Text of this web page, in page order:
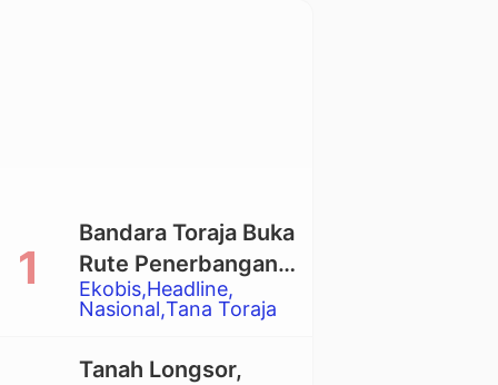
Ekobis Headline
Nasional Tana Toraja
Bandara Toraja Buka
Rute Penerbangan
Langsung Toraja-
Balikpapan
Tanah Longsor,